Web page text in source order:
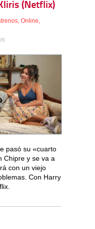
(Netflix)
, Online,
pasó su «cuarto
Chipre y se va a
con un viejo
Con Harry